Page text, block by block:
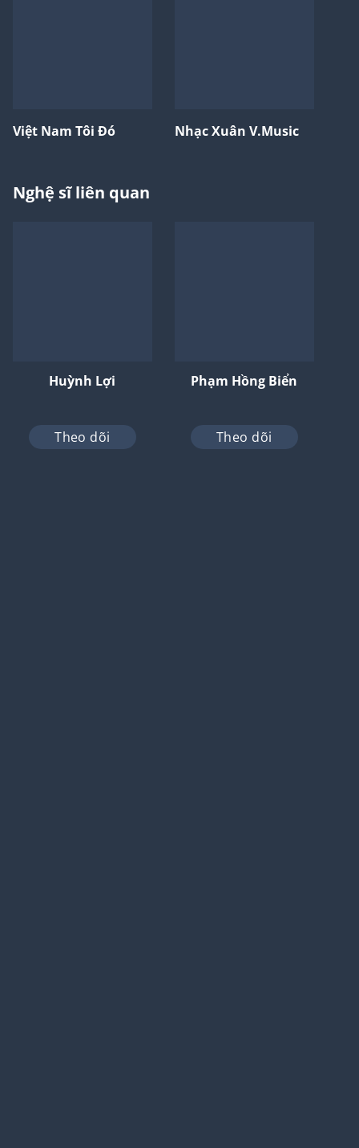
Việt Nam Tôi Đó Nhạc Xuân V.Music
Nghệ sĩ liên quan
Huỳnh Lợi
Theo dõi
Phạm Hồng Biển
Theo dõi